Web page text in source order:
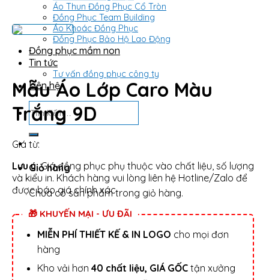
Áo Thun Đồng Phục Cổ Tròn
Đồng Phục Team Building
Áo Khoác Đồng Phục
Đồng Phục Bảo Hộ Lao Động
Đồng phục mầm non
Tin tức
Tư vấn đồng phục công ty
Liên hệ
Tìm
kiếm:
Giỏ hàng
Chưa có sản phẩm trong giỏ hàng.
Mẫu Áo Lớp Caro Màu
Trắng 9D
Giá từ:
Lưu ý:Giá đồng phục phụ thuộc vào chất liệu, số lượng
và kiểu in. Khách hàng vui lòng liên hệ Hotline/Zalo để
được báo giá chính xác.
🎁 KHUYẾN MẠI - ƯU ĐÃI
MIỄN PHÍ THIẾT KẾ & IN LOGO cho mọi đơn
hàng
Kho vải hơn 40 chất liệu, GIÁ GỐCtận xưởng